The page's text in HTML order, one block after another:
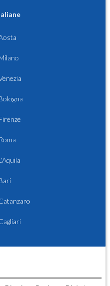
Roma